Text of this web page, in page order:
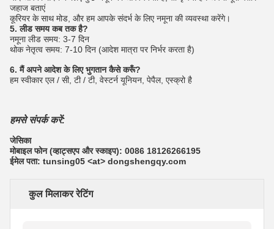
जहाज बताएं
कूरियर के साथ मोड, और हम आपके संदर्भ के लिए नमूना की व्यवस्था करेंगे।
5. लीड समय कब तक है?
नमूना लीड समय: 3-7 दिन
थोक नेतृत्व समय: 7-10 दिन (आदेश मात्रा पर निर्भर करता है)
6. मैं अपने आदेश के लिए भुगतान कैसे करूँ?
हम स्वीकार एल / सी, टी / टी, वेस्टर्न यूनियन, पेपैल, एस्क्रो है
हमसे संपर्क करें:
जेसिका
मोबाइल फोन (व्हाट्सएप और स्काइप): 0086 18126266195
ईमेल पता: tunsing05 <at> dongshengqy.com
कुल मिलाकर रेटिंग